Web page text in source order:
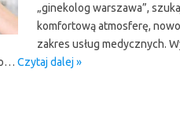
„ginekolog warszawa”,
komfortową atmosferę,
zakres usług medycznych.
Czytaj dalej »